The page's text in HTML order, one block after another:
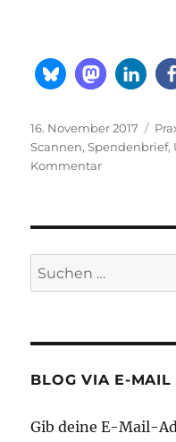
Veröffentlicht
am
16. November 2017
Scannen,Spendenbrief,
Kommentarzu
druckfähig
scannen
Suche
nach:
BLOG VIA E-MAIL
Gib deine E-Mail-